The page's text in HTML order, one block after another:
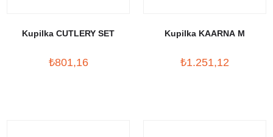
Kupilka CUTLERY SET
₺801,16
Kupilka KAARNA M
₺1.251,12